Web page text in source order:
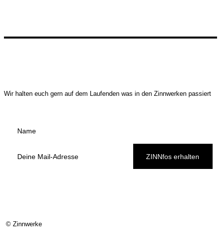
Wir halten euch gern auf dem Laufenden was in den Zinnwerken passiert
ZINNfos erhalten
© Zinnwerke